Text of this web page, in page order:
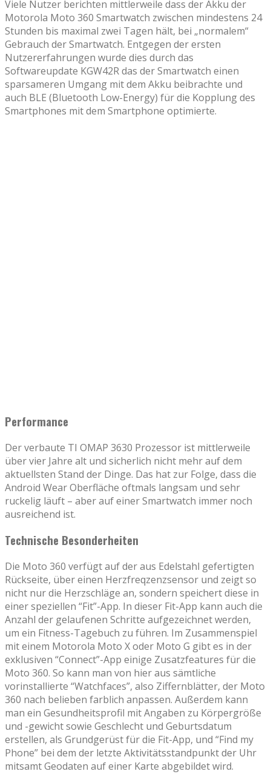
Viele Nutzer berichten mittlerweile dass der Akku der
Motorola Moto 360 Smartwatch zwischen mindestens 24
Stunden bis maximal zwei Tagen hält, bei „normalem“
Gebrauch der Smartwatch. Entgegen der ersten
Nutzererfahrungen wurde dies durch das
Softwareupdate KGW42R das der Smartwatch einen
sparsameren Umgang mit dem Akku beibrachte und
auch BLE (Bluetooth Low-Energy) für die Kopplung des
Smartphones mit dem Smartphone optimierte.
Performance
Der verbaute TI OMAP 3630 Prozessor ist mittlerweile
über vier Jahre alt und sicherlich nicht mehr auf dem
aktuellsten Stand der Dinge. Das hat zur Folge, dass die
Android Wear Oberfläche oftmals langsam und sehr
ruckelig läuft – aber auf einer Smartwatch immer noch
ausreichend ist.
Technische Besonderheiten
Die Moto 360 verfügt auf der aus Edelstahl gefertigten
Rückseite, über einen Herzfreqzenzsensor und zeigt so
nicht nur die Herzschläge an, sondern speichert diese in
einer speziellen “Fit”-App. In dieser Fit-App kann auch die
Anzahl der gelaufenen Schritte aufgezeichnet werden,
um ein Fitness-Tagebuch zu führen. Im Zusammenspiel
mit einem Motorola Moto X oder Moto G gibt es in der
exklusiven “Connect”-App einige Zusatzfeatures für die
Moto 360. So kann man von hier aus sämtliche
vorinstallierte “Watchfaces”, also Ziffernblätter, der Moto
360 nach belieben farblich anpassen. Außerdem kann
man ein Gesundheitsprofil mit Angaben zu Körpergröße
und -gewicht sowie Geschlecht und Geburtsdatum
erstellen, als Grundgerüst für die Fit-App, und “Find my
Phone” bei dem der letzte Aktivitätsstandpunkt der Uhr
mitsamt Geodaten auf einer Karte abgebildet wird.